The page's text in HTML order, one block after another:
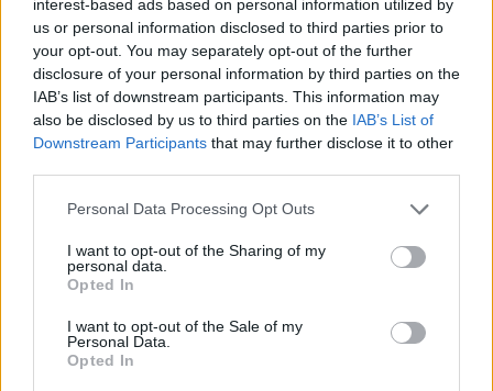
interest-based ads based on personal information utilized by
us or personal information disclosed to third parties prior to
your opt-out. You may separately opt-out of the further
disclosure of your personal information by third parties on the
IAB’s list of downstream participants. This information may
also be disclosed by us to third parties on the IAB’s List of
Downstream Participants that may further disclose it to other
Personal Data Processing Opt Outs
I want to opt-out of the Sharing of my
personal data.
Opted In
I want to opt-out of the Sale of my
Personal Data.
Opted In
APAL–SIM
6/08/2026
Radares de Velocidade | Guarda | agosto 2026
5/08/2026